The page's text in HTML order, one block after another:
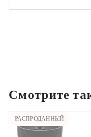
Смотрите
РАСПРОДАННЫЙ